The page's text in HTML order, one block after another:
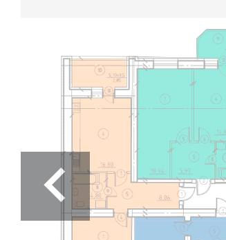
Previous